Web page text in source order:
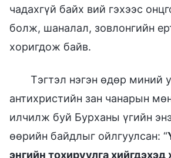
чадахгүй байх вий гэхээс
болж, шаналал, зовлонгийн
хоригдож байв.
Тэгтэл нэгэн өдөр миний
антихристийн зан чанарын
илчилж буй Бурханы үгийн
өөрийн байдлыг ойлгуулсан: “
энгийн тохируулга хийгдэхэд